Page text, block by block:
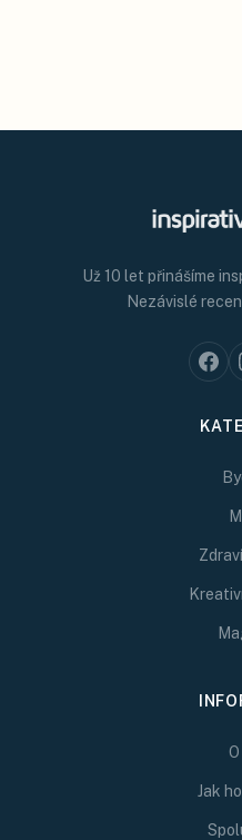
Už 10 let přinášíme
Nezávislé
Jak